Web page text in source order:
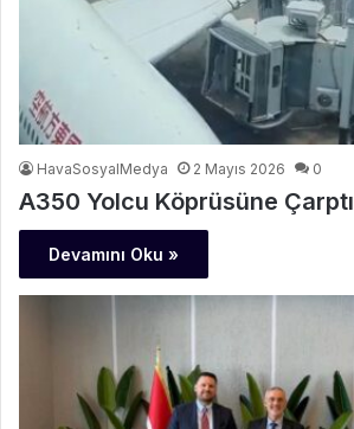
HavaSosyalMedya 2 Mayıs 2026 0
A350 Yolcu Köprüsüne Çarptı
Devamını Oku »